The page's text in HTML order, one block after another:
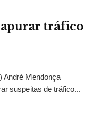
tráfico
André Mendonça
suspeitas de tráfico...